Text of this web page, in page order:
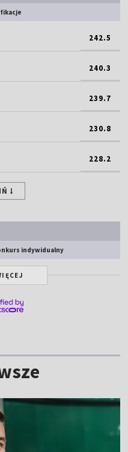
242.5
240.3
239.7
230.8
228.2
indywidualny